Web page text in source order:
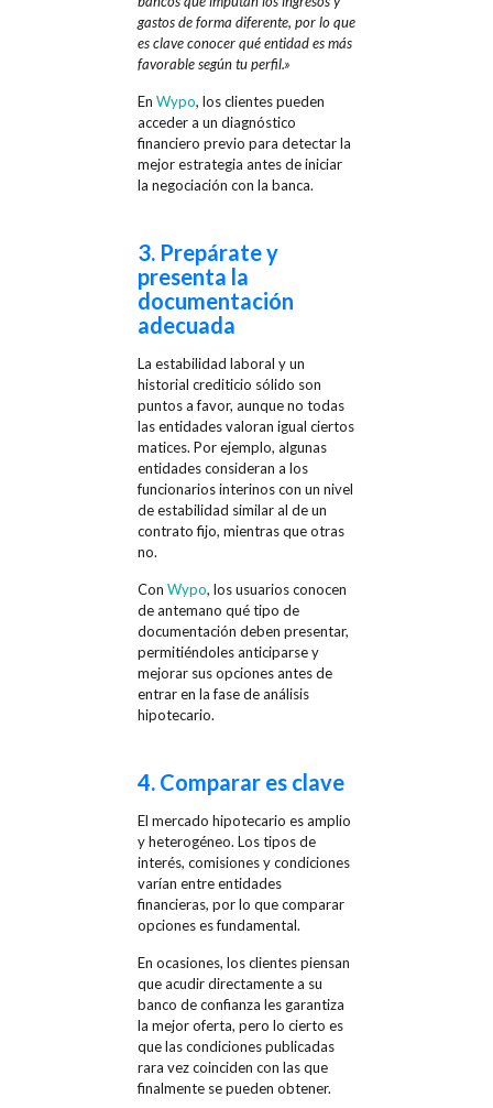
gastos de forma diferente, por lo que
es clave conocer qué entidad es más
favorable según tu perfil.»
En Wypo, los clientes pueden
acceder a un diagnóstico
financiero previo para detectar la
mejor estrategia antes de iniciar
la negociación con la banca.
3. Prepárate y
presenta la
documentación
adecuada
La estabilidad laboral y un
historial crediticio sólido son
puntos a favor, aunque no todas
las entidades valoran igual ciertos
matices. Por ejemplo, algunas
entidades consideran a los
funcionarios interinos con un nivel
de estabilidad similar al de un
contrato fijo, mientras que otras
no.
Con Wypo, los usuarios conocen
de antemano qué tipo de
documentación deben presentar,
permitiéndoles anticiparse y
mejorar sus opciones antes de
entrar en la fase de análisis
hipotecario.
4. Comparar es clave
El mercado hipotecario es amplio
y heterogéneo. Los tipos de
interés, comisiones y condiciones
varían entre entidades
financieras, por lo que comparar
opciones es fundamental.
En ocasiones, los clientes piensan
que acudir directamente a su
banco de confianza les garantiza
la mejor oferta, pero lo cierto es
que las condiciones publicadas
rara vez coinciden con las que
finalmente se pueden obtener.